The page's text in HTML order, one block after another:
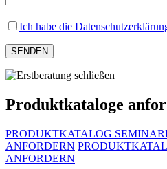
Ich habe die
Produktkataloge
PRODUKTKATALOG
ANFORDERN
ANFORDERN